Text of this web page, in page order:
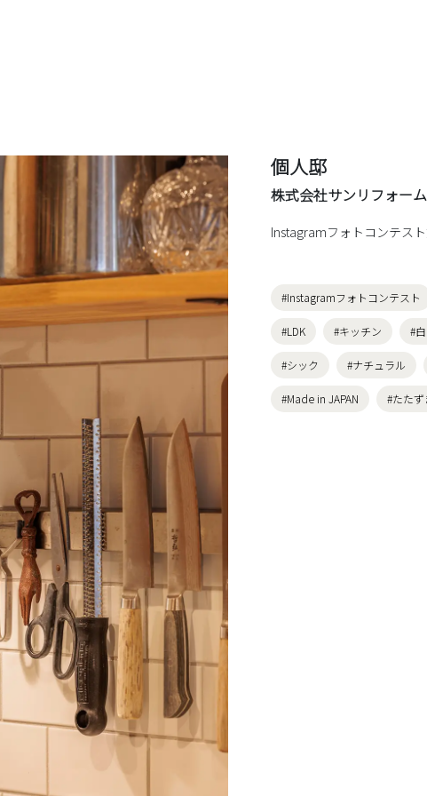
個人邸
株式会社サンリフォー
Instagramフォトコンテス
#Instagramフォトコンテスト
#LDK #キッチン #
#シック #ナチュラル
#Made in JAPAN #たた